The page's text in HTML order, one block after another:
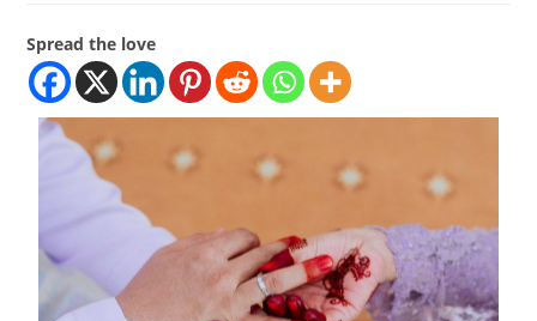
Spread the love